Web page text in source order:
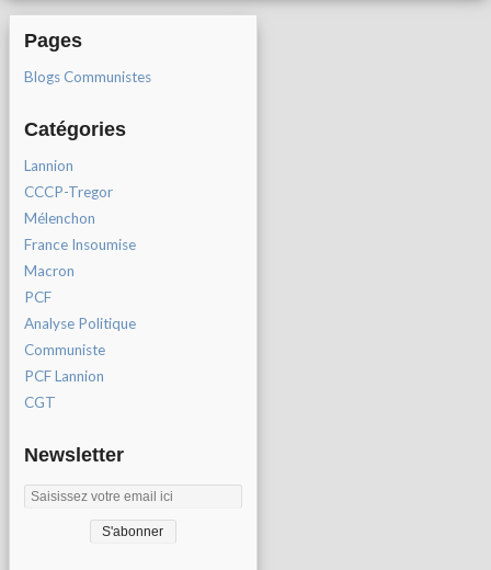
Pages
Blogs Communistes
Catégories
Lannion
CCCP-Tregor
Mélenchon
France Insoumise
Macron
PCF
Analyse Politique
Communiste
PCF Lannion
CGT
Newsletter